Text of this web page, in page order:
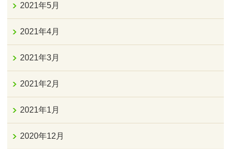
2021年5月
2021年4月
2021年3月
2021年2月
2021年1月
2020年12月